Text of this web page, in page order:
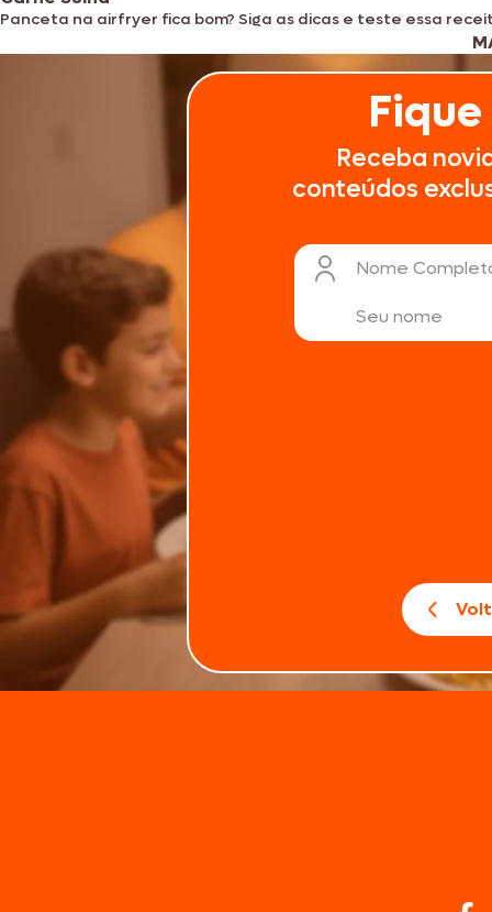
Panceta na airfryer fica bom? Siga as dicas e teste essa
Receba
conteúdos
Nome